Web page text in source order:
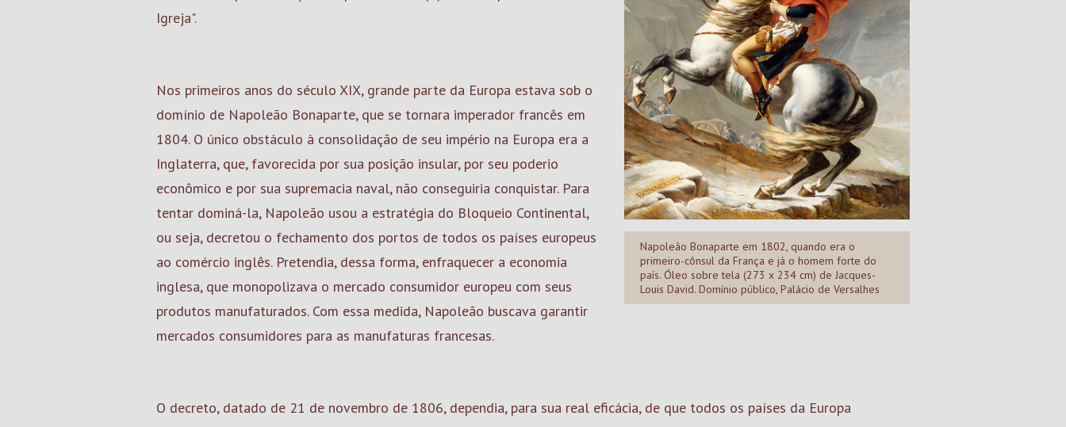
Napoleão Bonaparte em 1802, quando era o
primeiro-cônsul da França e já o homem forte do
país. Óleo sobre tela (273 x 234 cm) de Jacques-
Louis David. Domínio público, Palácio de Versalhes
Igreja".
Nos primeiros anos do século XIX, grande parte da Europa estava sob o
domínio de Napoleão Bonaparte, que se tornara imperador francês em
1804. O único obstáculo à consolidação de seu império na Europa era a
Inglaterra, que, favorecida por sua posição insular, por seu poderio
econômico e por sua supremacia naval, não conseguiria conquistar. Para
tentar dominá-la, Napoleão usou a estratégia do Bloqueio Continental,
ou seja, decretou o fechamento dos portos de todos os países europeus
ao comércio inglês. Pretendia, dessa forma, enfraquecer a economia
inglesa, que monopolizava o mercado consumidor europeu com seus
produtos manufaturados. Com essa medida, Napoleão buscava garantir
mercados consumidores para as manufaturas francesas.
O decreto, datado de 21 de novembro de 1806, dependia, para sua real eficácia, de que todos os países da Europa